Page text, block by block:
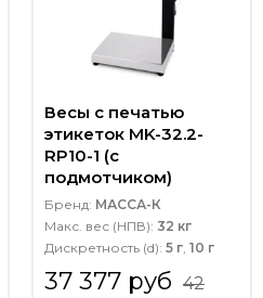
Весы с печатью
этикеток MK-32.2-
RP10-1 (с
подмотчиком)
Бренд: МАССА-К
Макс. вес (НПВ): 32 кг
Дискретность (d): 5 г, 10 г
37 377 руб 42